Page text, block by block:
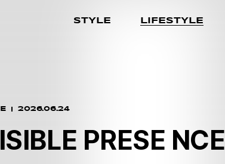
STYLE LIFESTYLE
2026.06.24
PRESE NCE